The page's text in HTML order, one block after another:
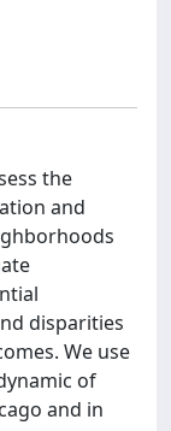
the
and
disparities
We use
of
and in